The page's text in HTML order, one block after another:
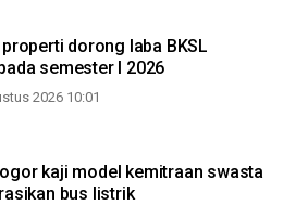
dorong laba BKSL
semester I 2026
2026 10:01
kaji model kemitraan swasta
bus listrik